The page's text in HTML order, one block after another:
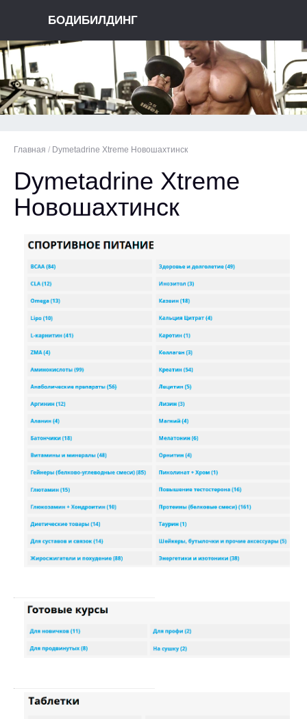
БОДИБИЛДИНГ
Главная / Dymetadrine Xtreme Новошахтинск
Dymetadrine Xtreme
Новошахтинск